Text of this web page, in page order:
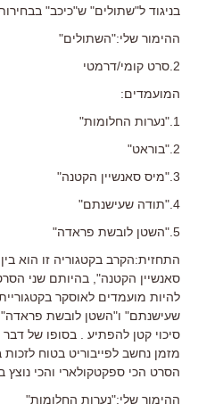
בניגוד ל"שתולים" ש"כיכב"
ההימור שלי:"השתולים"
2.סרט קומי/דרמטי
המועמדים:
1."נערות החלומות"
2."בוראט"
3."מיס סאנשיין הקטנה"
4."תודה שעישנתם"
5."השטן לובשת פראדה"
התחזית:הקרב בקטגוריה זו הוא
סאנשיין הקטנה", בהיותם שני
להיות מועמדים לאוסקר
שעישנתם" ו"השטן לובשת פראדה"
סיכוי קטן להפתיע . בסופו של
מזמן נחשב לפייבוריט בטוח לזכות
הסרט הכי ספקטקולארי והכי נוצץ
ההימור שלי:"נערות החלומות"